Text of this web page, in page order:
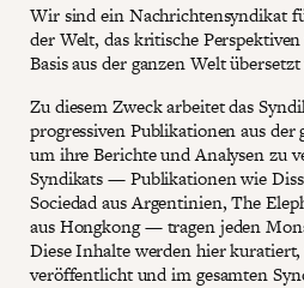
Wir sind ein Nachrichtensyndikat
der Welt, das kritische
Basis aus der ganzen Welt
Zu diesem Zweck arbeitet das
progressiven Publikationen aus der
um ihre Berichte und Analysen zu
Syndikats — Publikationen wie
Sociedad aus Argentinien, The
aus Hongkong — tragen jeden
Diese Inhalte werden hier
veröffentlicht und im gesamten